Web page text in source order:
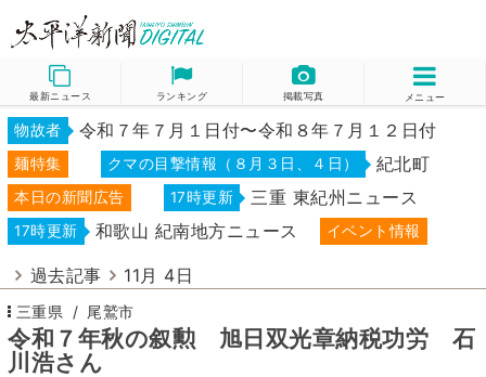
最新ニュース ランキング 掲載写真 メニュー
物故者 令和７年７月１日付〜令和８年７月１２日付
麺特集 クマの目撃情報（８月３日、４日） 紀北町
本日の新聞広告 17時更新 三重 東紀州ニュース
17時更新 和歌山 紀南地方ニュース イベント情報
過去記事 11月 4日
三重県 尾鷲市
令和７年秋の叙勲 旭日双光章納税功労 石
川浩さん